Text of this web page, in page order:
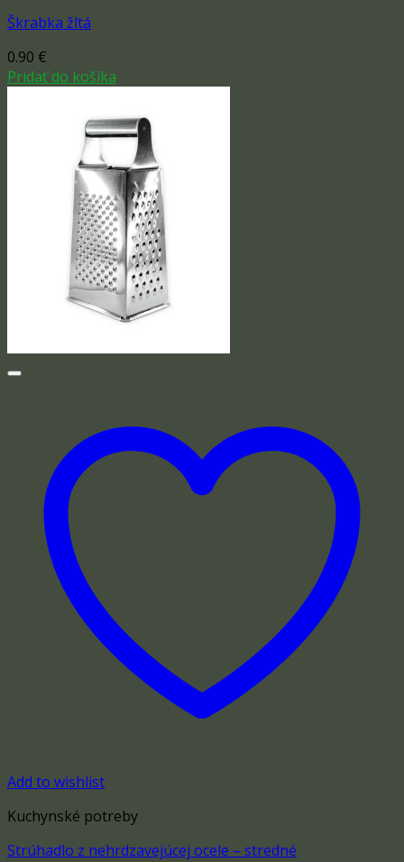
Škrabka žltá
0.90 €
Pridať do košíka
Add to wishlist
Kuchynské potreby
Strúhadlo z nehrdzavejúcej ocele – stredné